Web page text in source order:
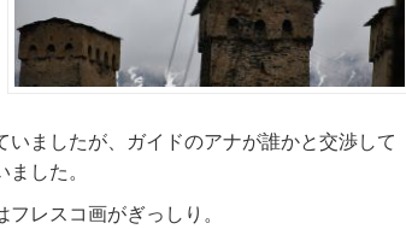
いましたが、ガイドのアナが誰かと交渉して
した。
フレスコ画がぎっしり。